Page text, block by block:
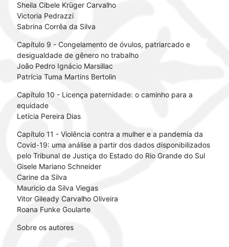
Sheila Cibele Krüger Carvalho
Victoria Pedrazzi
Sabrina Corrêa da Silva
Capítulo 9 - Congelamento de óvulos, patriarcado e
desigualdade de gênero no trabalho
João Pedro Ignácio Marsillac
Patrícia Tuma Martins Bertolin
Capítulo 10 - Licença paternidade: o caminho para a
equidade
Letícia Pereira Dias
Capítulo 11 - Violência contra a mulher e a pandemia da
Covid-19: uma análise a partir dos dados disponibilizados
pelo Tribunal de Justiça do Estado do Rio Grande do Sul
Gisele Mariano Schneider
Carine da Silva
Mauricio da Silva Viegas
Vitor Gileady Carvalho Oliveira
Roana Funke Goularte
Sobre os autores